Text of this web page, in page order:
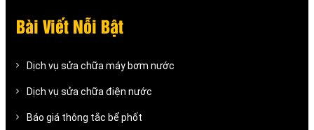
Bài Viết Nỗi Bật
Dịch vụ sửa chữa máy bơm nước
Dịch vụ sửa chữa điện nước
Báo giá thông tắc bể phốt